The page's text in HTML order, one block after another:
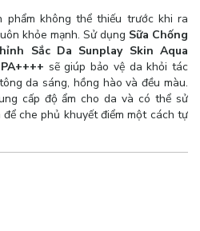
phẩm không thể thiếu trước khi ra
khỏe mạnh. Sử dụng Sữa Chống
Sắc Da Sunplay Skin Aqua
sẽ giúp bảo vệ da khỏi tác
da sáng, hồng hào và đều màu.
cấp độ ẩm cho da và có thể sử
che phủ khuyết điểm một cách tự